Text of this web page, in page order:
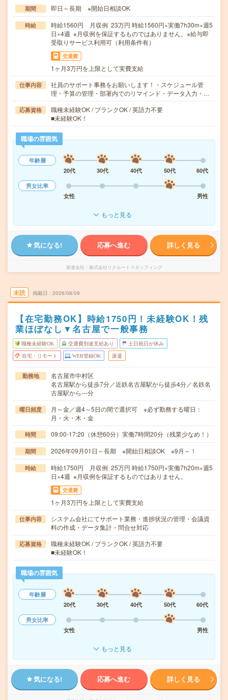
期間 即日～長期 ※開始日相談OK
時給
時給1560円 月収例 23万円 時給1560円×実働7h30m×週5
日×4週 ※月収例を保証するものではありません。※給与即
受取りサービス利用可（利用条件有）
交通費
1ヶ月3万円を上限として実費支給
仕事内容
社員のサポート事務をお願いします！・スケジュール管
理・予算の管理・部署内でのリマインド・データ入力・…
応募資格
職種未経験OK / ブランクOK / 英語力不要
■未経験OK！
職場の雰囲気
年齢層
20代
30代 40代 50代
60代
男女比率
女性
男性
もっと見る
気になる! 応募へ進む 詳しく見る
派遣会社 株式会社リクルートスタッフィング
未読 掲載日 2026/08/09
【在宅勤務OK】時給1750円！未経験OK！残
業ほぼなし▼名古屋で一般事務
職種未経験OK 交通費別途支給あり 土日祝日が休み
在宅・リモート WEB登録OK 派遣
勤務地
名古屋市中村区
名古屋駅から徒歩7分／近鉄名古屋駅から徒歩4分／名鉄名
古屋駅から---分
曜日頻度
月～金／週4～5日の間で選択可 ※必ず勤務する曜日：
月・火・木・金
時間 09:00-17:20（休憩60分）実働7時間20分（残業少なめ！）
期間 2026年09月01日～長期 ※開始日相談OK ※9月～！
時給
時給1750円 月収例 25万円 時給1750円×実働7h20m×週5
日×4週 ※月収例を保証するものではありません。
交通費
1ヶ月3万円を上限として実費支給
仕事内容
システム会社にてサポート業務・進捗状況の管理・会議資
料の作成・データ集計・問合せ対応
応募資格
職種未経験OK / ブランクOK / 英語力不要
■未経験OK！
職場の雰囲気
年齢層
20代
30代 40代 50代
60代
男女比率
女性
男性
もっと見る
気になる! 応募へ進む 詳しく見る